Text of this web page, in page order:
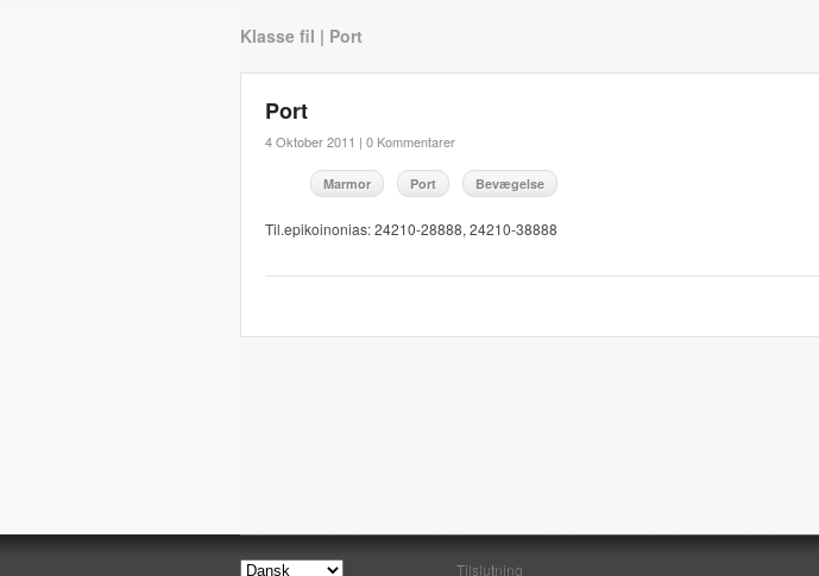
Klasse fil | Port
Port
4 Oktober 2011 | 0 Kommentarer
Marmor Port Bevægelse
Til.epikoinonias: 24210-28888, 24210-38888
Tilslutning